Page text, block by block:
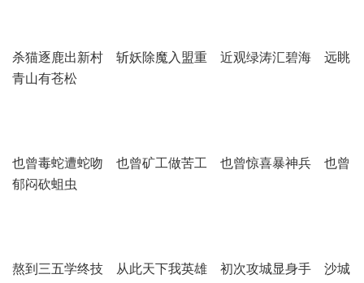
杀猫逐鹿出新村 斩妖除魔入盟重 近观绿涛汇碧海 远眺
青山有苍松
也曾毒蛇遭蛇吻 也曾矿工做苦工 也曾惊喜暴神兵 也曾
郁闷砍蛆虫
熬到三五学终技 从此天下我英雄 初次攻城显身手 沙城